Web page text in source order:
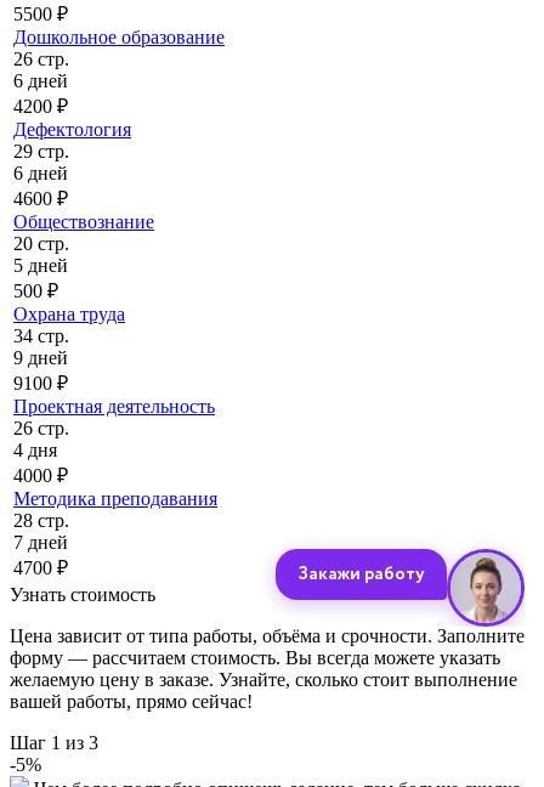
5500 ₽
Дошкольное образование
26 стр.
6 дней
4200 ₽
Дефектология
29 стр.
6 дней
4600 ₽
Обществознание
20 стр.
5 дней
500 ₽
Охрана труда
34 стр.
9 дней
9100 ₽
Проектная деятельность
26 стр.
4 дня
4000 ₽
Методика преподавания
28 стр.
7 дней
4700 ₽
Узнать стоимость
Цена зависит от типа работы, объёма и срочности. Заполните
форму — рассчитаем стоимость. Вы всегда можете указать
желаемую цену в заказе. Узнайте, сколько стоит выполнение
вашей работы, прямо сейчас!
Шаг 1 из 3
-5%